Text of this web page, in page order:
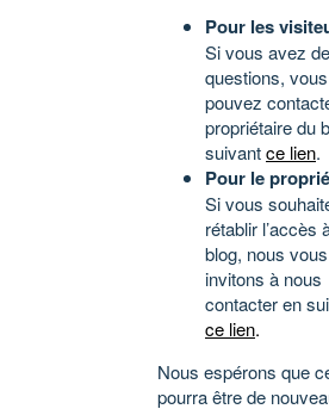
Pour les
Si vous avez
questions, vous
pouvez
propriétaire du
suivantce lien.
Pour le
Si vous
rétablir l’accès
blog, nous vous
invitons à nous
contacter en
ce lien.
Nous espérons que
pourra être de